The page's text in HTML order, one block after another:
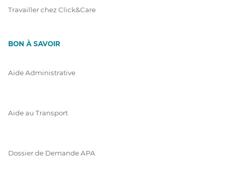
Travailler chez Click&Care
BON À SAVOIR
Aide Administrative
Aide au Transport
Dossier de Demande APA